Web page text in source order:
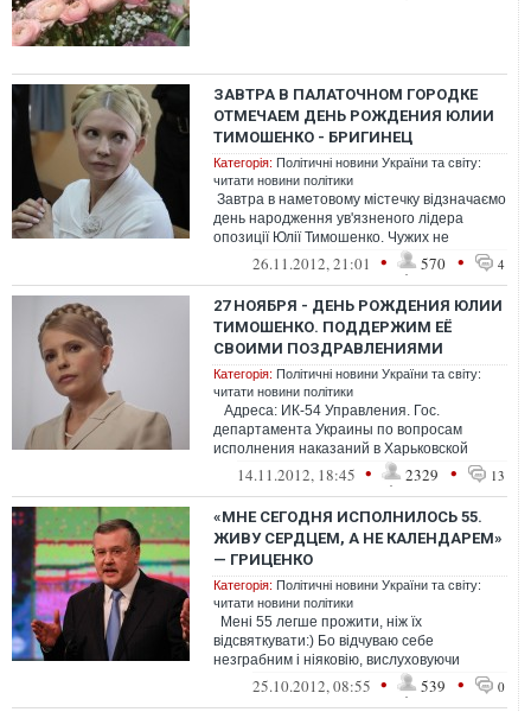
ЗАВТРА В ПАЛАТОЧНОМ ГОРОДКЕ
ОТМЕЧАЕМ ДЕНЬ РОЖДЕНИЯ ЮЛИИ
ТИМОШЕНКО - БРИГИНЕЦ
Категорія: Політичні новини України та світу:
читати новини політики
Завтра в наметовому містечку відзначаємо
день народження ув'язненого лідера
опозиції Юлії Тимошенко. Чужих не
чекаємо. Лише - свої! Ті, хто ра...
26.11.2012, 21:01 • 570 • 4
27 НОЯБРЯ - ДЕНЬ РОЖДЕНИЯ ЮЛИИ
ТИМОШЕНКО. ПОДДЕРЖИМ ЕЁ
СВОИМИ ПОЗДРАВЛЕНИЯМИ
Категорія: Політичні новини України та світу:
читати новини політики
Адреса: ИК-54 Управления. Гос.
департамента Украины по вопросам
исполнения наказаний в Харьковской
обл.61124, г. Харьков, пер. Вишневы...
14.11.2012, 18:45 • 2329 • 13
«МНЕ СЕГОДНЯ ИСПОЛНИЛОСЬ 55.
ЖИВУ СЕРДЦЕМ, А НЕ КАЛЕНДАРЕМ»
— ГРИЦЕНКО
Категорія: Політичні новини України та світу:
читати новини політики
Мені 55 легше прожити, ніж їх
відсвяткувати:) Бо відчуваю себе
незграбним і ніяковію, вислуховуючи
хвалебні промови. Зазвичай 25 жовтня ті...
25.10.2012, 08:55 • 539 • 0